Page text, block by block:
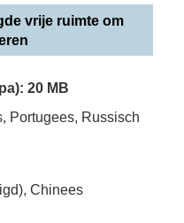
vrije ruimte om
20 MB
Portugees, Russisch
Chinees